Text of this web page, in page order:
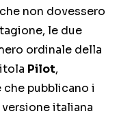
non dovessero
le due
ordinale della
Pilot,
che pubblicano i
italiana